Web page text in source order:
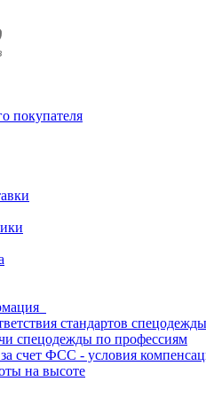
покупателя
стандартов спецодежды
спецодежды по профессиям
счет ФСС - условия
на высоте